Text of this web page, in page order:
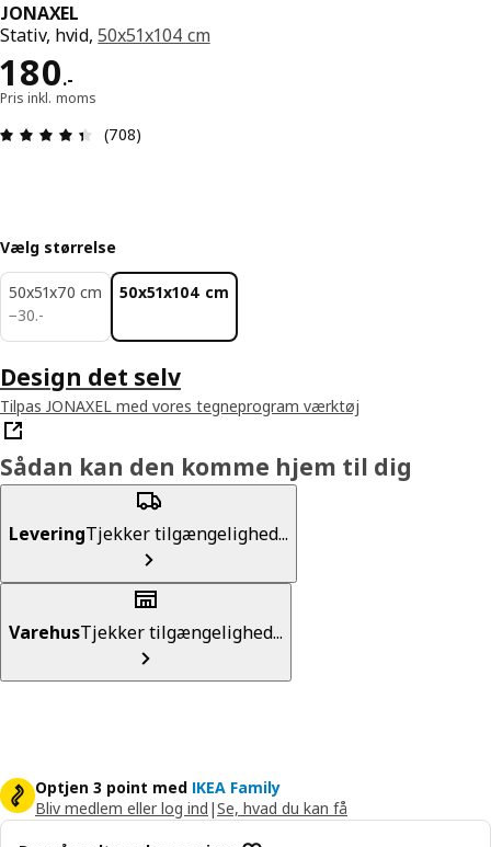
JONAXEL
Stativ, hvid,50x51x104 cm
180.-
Pris 180.-
Pris inkl. moms
Anmeldelse: 4.4 Ud af 5 Stjerner. Anmeldelser i
(708)
Vælg størrelse
50x51x70 cm
−30.-
30.-
50x51x104 cm
Design det selv
Tilpas JONAXEL med vores tegneprogram værktøj
Sådan kan den komme hjem til dig
LeveringTjekker tilgængelighed...
VarehusTjekker tilgængelighed...
Optjen 3 point med IKEA Family
Bliv medlem eller log ind |Se, hvad du kan få